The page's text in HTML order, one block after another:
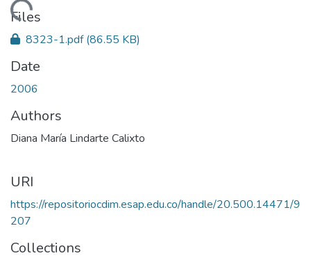
Loading...
Files
8323-1.pdf(86.55 KB)
Date
2006
Authors
Diana María Lindarte Calixto
URI
https://repositoriocdim.esap.edu.co/handle/20.500.14471/9
207
Collections